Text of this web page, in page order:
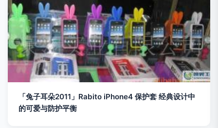
「兔子耳朵2011」Rabito iPhone4 保护套 经典设计中
的可爱与防护平衡